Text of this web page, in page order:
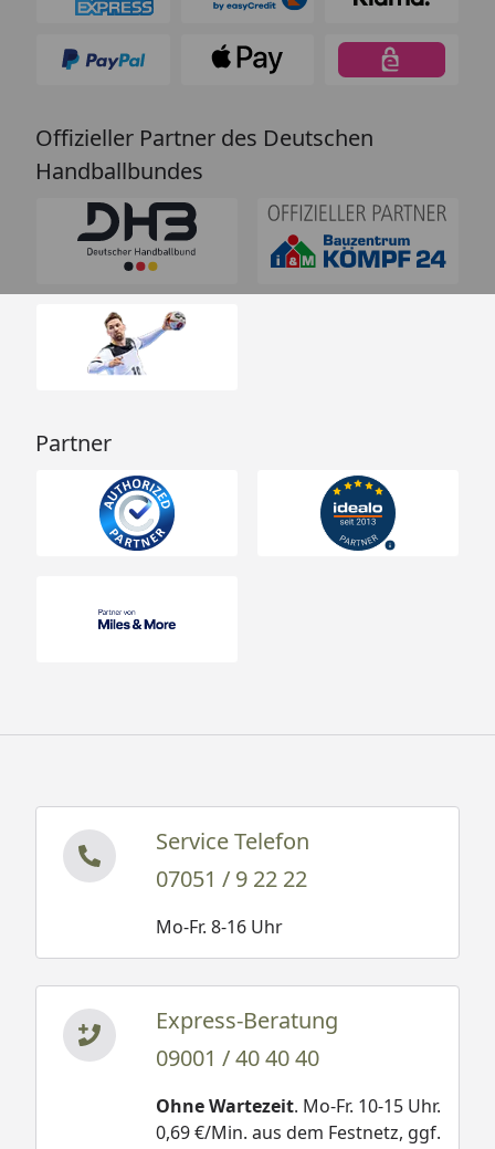
Offizieller Partner des Deutschen
Handballbundes
Partner
Service Telefon
07051 / 9 22 22
Mo-Fr. 8-16 Uhr
Express-Beratung
09001 / 40 40 40
Ohne Wartezeit. Mo-Fr. 10-15 Uhr.
0,69 €/Min. aus dem Festnetz, ggf.